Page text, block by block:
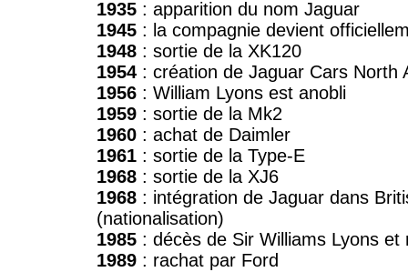
1935 : apparition du nom Jaguar
1945 : la compagnie devient
1948 : sortie de la XK120
1954 : création de Jaguar Cars North
1956 : William Lyons est anobli
1959 : sortie de la Mk2
1960 : achat de Daimler
1961 : sortie de la Type-E
1968 : sortie de la XJ6
1968 : intégration de Jaguar dans
(nationalisation)
1985 : décès de Sir Williams Lyons et
1989 : rachat par Ford